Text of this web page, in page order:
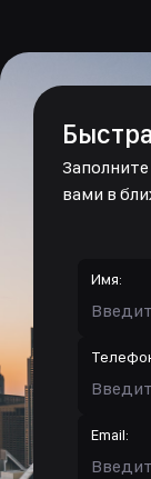
вами в
Имя:
Email: